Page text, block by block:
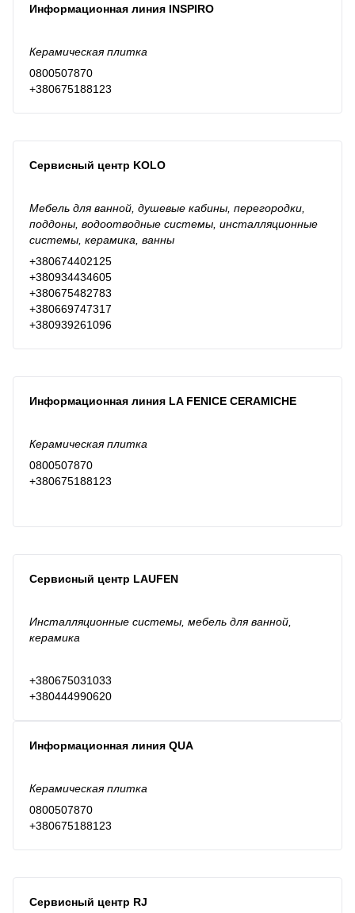
Информационная линия INSPIRO
Керамическая плитка
0800507870
+380675188123
Сервисный центр KOLO
Мебель для ванной, душевые кабины, перегородки,
поддоны, водоотводные системы, инсталляционные
системы, керамика, ванны
+380674402125
+380934434605
+380675482783
+380669747317
+380939261096
Информационная линия LA FENICE CERAMICHE
Керамическая плитка
0800507870
+380675188123
Сервисный центр LAUFEN
Инсталляционные системы, мебель для ванной,
керамика
+380675031033
+380444990620
Информационная линия QUA
Керамическая плитка
0800507870
+380675188123
Сервисный центр RJ